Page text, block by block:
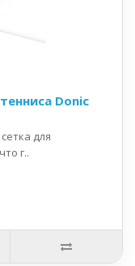
Donic
для
г..